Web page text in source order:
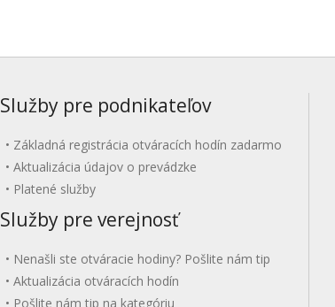
Služby pre podnikateľov
Základná registrácia otváracích hodín zadarmo
Aktualizácia údajov o prevádzke
Platené služby
Služby pre verejnosť
Nenašli ste otváracie hodiny? Pošlite nám tip
Aktualizácia otváracích hodín
Pošlite nám tip na kategóriu